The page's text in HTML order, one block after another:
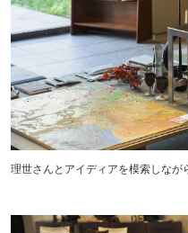
理世さんとアイディアを模索しな